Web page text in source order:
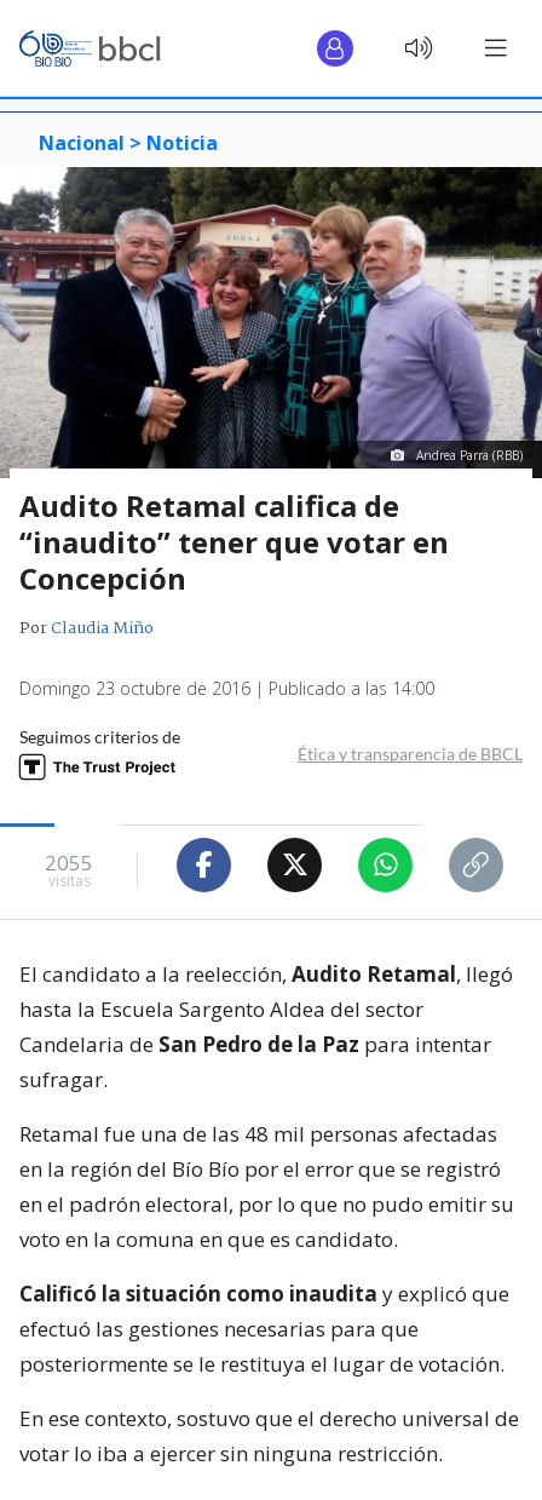
Nacional > Noticia
Andrea Parra (RBB)
Audito Retamal califica de
“inaudito” tener que votar en
Concepción
PorClaudia Miño
Domingo 23 octubre de 2016 | Publicado a las 14:00
Seguimos criterios de
Ética y transparencia de BBCL
2055
visitas
El candidato a la reelección, Audito Retamal, llegó
hasta la Escuela Sargento Aldea del sector
Candelaria de San Pedro de la Paz para intentar
sufragar.
Retamal fue una de las 48 mil personas afectadas
en la región del Bío Bío por el error que se registró
en el padrón electoral, por lo que no pudo emitir su
voto en la comuna en que es candidato.
Calificó la situación como inaudita y explicó que
efectuó las gestiones necesarias para que
posteriormente se le restituya el lugar de votación.
En ese contexto, sostuvo que el derecho universal de
votar lo iba a ejercer sin ninguna restricción.